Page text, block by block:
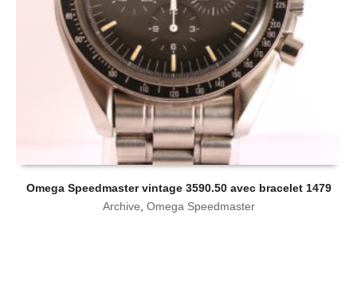
Omega Speedmaster vintage 3590.50 avec bracelet 1479
Archive, Omega Speedmaster